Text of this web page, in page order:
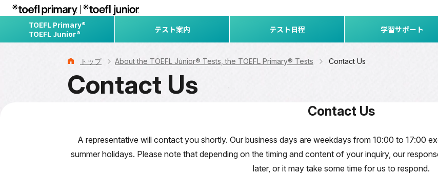
TOEFL Primary®
TOEFL Junior®
テスト案内 テスト日程 学習サポート
トップ About the TOEFL Junior® Tests, the TOEFL Primary® Tests Contact Us
Contact Us
Contact Us
A representative will contact you shortly. Our business days are weekdays from 10:00 to 17:00
summer holidays. Please note that depending on the timing and content of your inquiry, our
later, or it may take some time for us to respond.